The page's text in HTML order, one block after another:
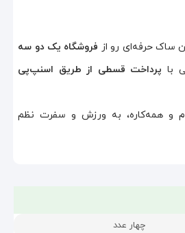
ساک حرفه‌ای رو از فروشگاه یک دو سه
با پرداخت قسطی از طریق اسنپ‌پی
و همه‌کاره، به ورزش و سفرت نظم
چهار عدد